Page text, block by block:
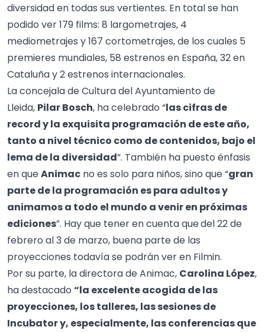
diversidad en todas sus vertientes. En total se han
podido ver 179 films: 8 largometrajes, 4
mediometrajes y 167 cortometrajes, de los cuales 5
premieres mundiales, 58 estrenos en España, 32 en
Cataluña y 2 estrenos internacionales.
La concejala de Cultura del Ayuntamiento de
Lleida, Pilar Bosch, ha celebrado “las cifras de
record y la exquisita programación de este año,
tanto a nivel técnico como de contenidos, bajo el
lema de la diversidad”. También ha puesto énfasis
en queAnimac no es solo para niños, sino que “gran
parte de la programación es para adultos y
animamos a todo el mundo a venir en próximas
ediciones”. Hay que tener en cuenta quedel 22 de
febrero al 3 de marzo, buena parte de las
proyecciones todavía se podrán ver en Filmin.
Por su parte, la directora de Animac, Carolina López,
ha destacado “la excelente acogida de las
proyecciones, los talleres, las sesiones de
Incubator y, especialmente, las conferencias que